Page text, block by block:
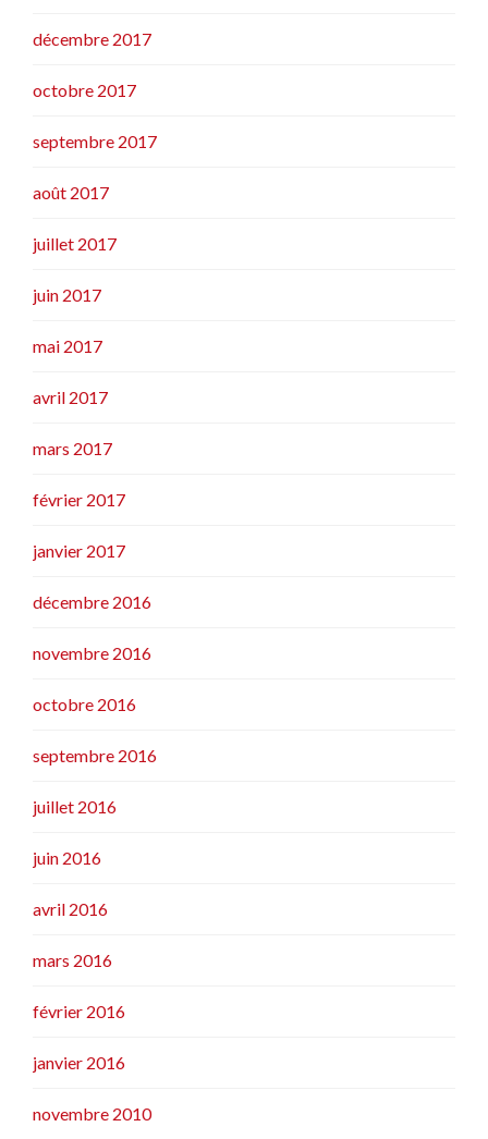
décembre 2017
octobre 2017
septembre 2017
août 2017
juillet 2017
juin 2017
mai 2017
avril 2017
mars 2017
février 2017
janvier 2017
décembre 2016
novembre 2016
octobre 2016
septembre 2016
juillet 2016
juin 2016
avril 2016
mars 2016
février 2016
janvier 2016
novembre 2010